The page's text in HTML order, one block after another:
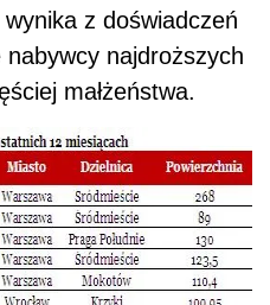
z doświadczeń
nabywcy najdroższych
małżeństwa.